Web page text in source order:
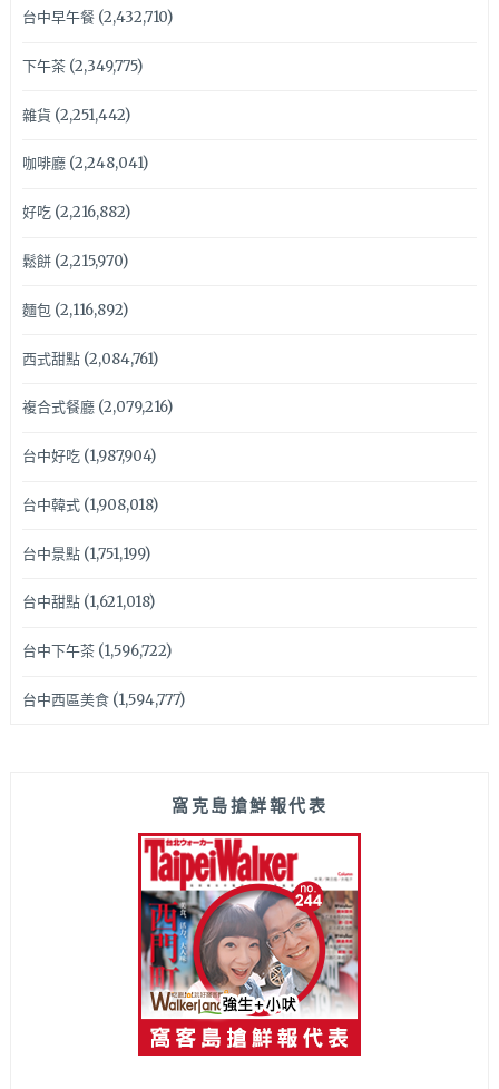
台中早午餐(2,432,710)
下午茶(2,349,775)
雜貨 (2,251,442)
咖啡廳(2,248,041)
好吃(2,216,882)
鬆餅(2,215,970)
麵包(2,116,892)
西式甜點(2,084,761)
複合式餐廳(2,079,216)
台中好吃(1,987,904)
台中韓式(1,908,018)
台中景點(1,751,199)
台中甜點(1,621,018)
台中下午茶(1,596,722)
台中西區美食(1,594,777)
窩克島搶鮮報代表